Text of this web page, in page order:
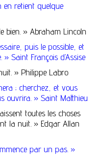
en retient quelque
bien. » Abraham Lincoln
puis le possible, et
» Saint François d’Assise
» Philippe Labro
; cherchez, et vous
ouvrira. » Saint Matthieu
toutes les choses
la nuit. » Edgar Allan
par un pas. »